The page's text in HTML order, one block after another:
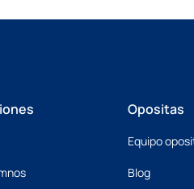
Opositas
Equipo
Blog